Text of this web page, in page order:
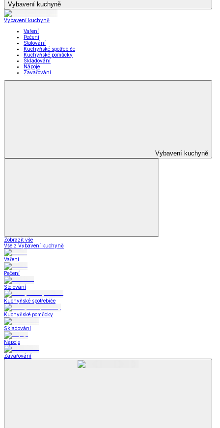
Vybavení kuchyně
Vybavení kuchyně
Vaření
Pečení
Stolování
Kuchyňské spotřebiče
Kuchyňské pomůcky
Skladování
Nápoje
Zavařování
Vybavení kuchyně
Zobrazit vše
Vše z Vybavení kuchyně
Vaření
Pečení
Stolování
Kuchyňské spotřebiče
Kuchyňské pomůcky
Skladování
Nápoje
Zavařování